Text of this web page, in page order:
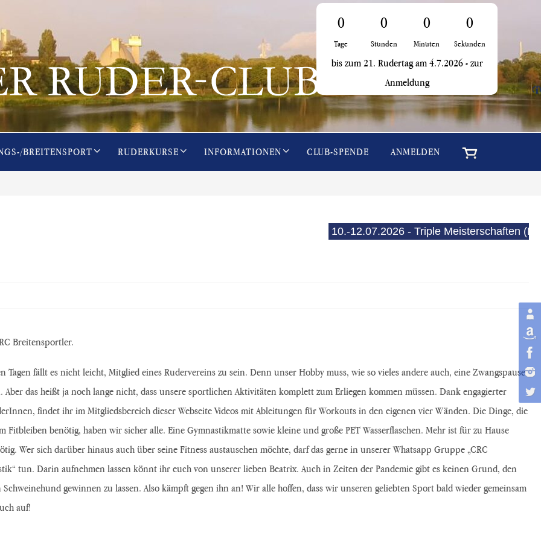
0
Tage
0
Stunden
0
Minuten
0
Sekunden
bis zum 21. Rudertag am 4.7.2026 - zur
Anmeldung
i
BREITENSPORT RUDERKURSE INFORMATIONEN CLUB-SPENDE ANMELDEN
10.-12.07.2026 - Triple Meisterschaften (E-
Breitensportler.
Tagen fällt es nicht leicht, Mitglied eines Rudervereins zu sein. Denn unser Hobby muss, wie so vieles andere auch, eine Zwangspause
Aber das heißt ja noch lange nicht, dass unsere sportlichen Aktivitäten komplett zum Erliegen kommen müssen. Dank engagierter
findet ihr im Mitgliedsbereich dieser Webseite Videos mit Ableitungen für Workouts in den eigenen vier Wänden. Die Dinge, die
Fitbleiben benötig, haben wir sicher alle. Eine Gymnastikmatte sowie kleine und große PET Wasserflaschen. Mehr ist für zu Hause
Wer sich darüber hinaus auch über seine Fitness austauschen möchte, darf das gerne in unserer Whatsapp Gruppe „CRC
tun. Darin aufnehmen lassen könnt ihr euch von unserer lieben Beatrix. Auch in Zeiten der Pandemie gibt es keinen Grund, den
gewinnen zu lassen. Also kämpft gegen ihn an! Wir alle hoffen, dass wir unseren geliebten Sport bald wieder gemeinsam
auf!